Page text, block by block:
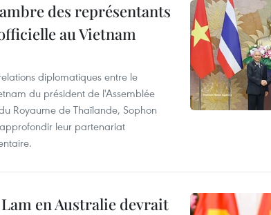
des représentants
au Vietnam
diplomatiques entre le
du président de l'Assemblée
Royaume de Thaïlande, Sophon
leur partenariat
en Australie devrait